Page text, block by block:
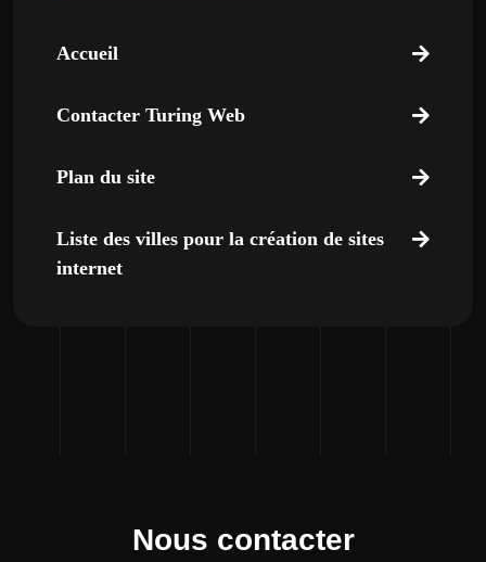
Accueil
Contacter Turing Web
Plan du site
Liste des villes pour la création de sites
internet
Nous contacter